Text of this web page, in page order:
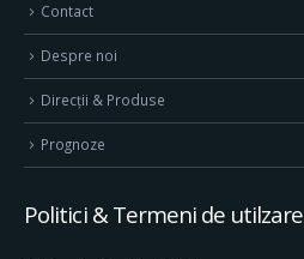
Contact
Despre noi
Direcţii & Produse
Prognoze
Politici & Termeni de utilzare